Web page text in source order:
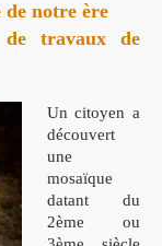
de notre ère
de travaux de
Un citoyen a
découvert
une
mosaïque
datant du
2ème ou